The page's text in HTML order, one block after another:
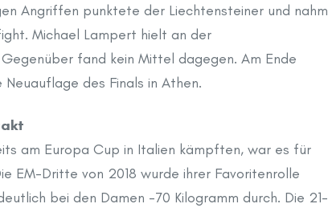
Angriffen punktete der Liechtensteiner und nahm
Michael Lampert hielt an der
fand kein Mittel dagegen. Am Ende
des Finals in Athen.
am Europa Cup in Italien kämpften, war es für
EM-Dritte von 2018 wurde ihrer Favoritenrolle
bei den Damen -70 Kilogramm durch. Die 21-